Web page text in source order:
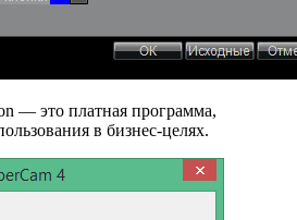
— это платная программа,
в бизнес-целях.